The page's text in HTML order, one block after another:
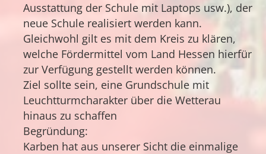
Ausstattung der Schule mit Laptops usw.), der
neue Schule realisiert werden kann.
Gleichwohl gilt es mit dem Kreis zu klären,
welche Fördermittel vom Land Hessen hierfür
zur Verfügung gestellt werden können.
Ziel sollte sein, eine Grundschule mit
Leuchtturmcharakter über die Wetterau
hinaus zu schaffen
Begründung:
Karben hat aus unserer Sicht die einmalige